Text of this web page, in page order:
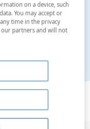
on a device, such
You may accept or
time in the privacy
our partners and will not